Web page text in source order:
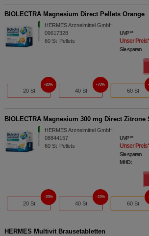
BIOLECTRA Magnesium Direct Pellets Orange
HERMES Arzneimittel GmbH
09617328
60 St Pellets
UVP**
Unser Preis
Sie sparen
20 St
20%
40 St
70%
60 St
BIOLECTRA Magnesium 300 mg Direct Zitrone
HERMES Arzneimittel GmbH
08844157
60 St Pellets
UVP**
Unser Preis
Sie sparen
MHD:
20 St
20%
40 St
22%
60 St
HERMES Multivit Brausetabletten